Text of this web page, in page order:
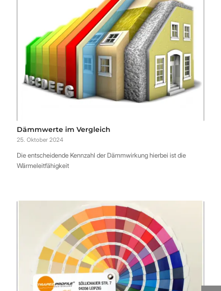
Dämmwerte im Vergleich
25. Oktober 2024
Die entscheidende Kennzahl der Dämmwirkung hierbei ist die
Wärmeleitfähigkeit